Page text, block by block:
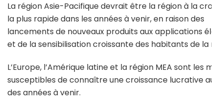
La région Asie-Pacifique devrait être la région à la
la plus rapide dans les années à venir, en raison des
lancements de nouveaux produits aux applications
et de la sensibilisation croissante des habitants de la
L’Europe, l’Amérique latine et la région MEA sont les
susceptibles de connaître une croissance lucrative au
des années à venir.